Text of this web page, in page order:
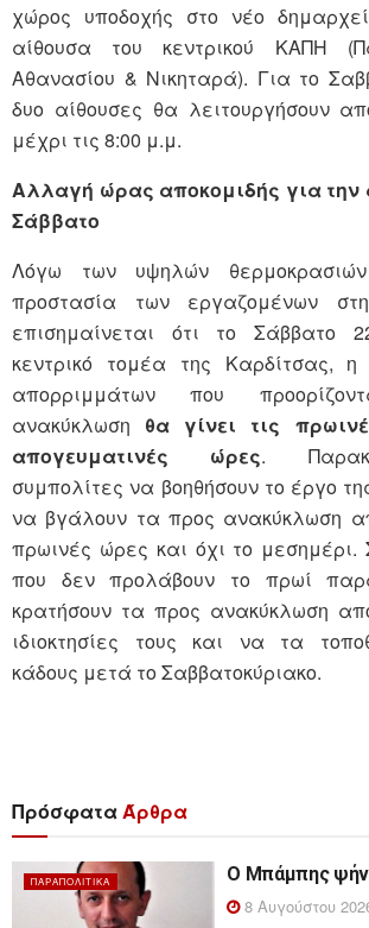
χώρος υποδοχής στο νέο
αίθουσα του κεντρικού ΚΑΠΗ
Αθανασίου & Νικηταρά). Για το
δυο αίθουσες θα λειτουργήσουν
μέχρι τις 8:00 μ.μ.
Αλλαγή ώρας αποκομιδής για την
Σάββατο
Λόγω των υψηλών
προστασία των εργαζομένων
επισημαίνεται ότι το Σάββατο
κεντρικό τομέα της Καρδίτσας,
απορριμμάτων που
ανακύκλωση θα γίνει τις
απογευματινές ώρες.
συμπολίτες να βοηθήσουν το έργο
να βγάλουν τα προς ανακύκλωση
πρωινές ώρες και όχι το μεσημέρι.
που δεν προλάβουν το πρωί
κρατήσουν τα προς ανακύκλωση
ιδιοκτησίες τους και να τα
κάδους μετά το Σαββατοκύριακο.
ΠρόσφαταΆρθρα
ΠΑΡΑΠΟΛΙΤΙΚΆ
Ο Μπάμπης
8 Αυγούστου